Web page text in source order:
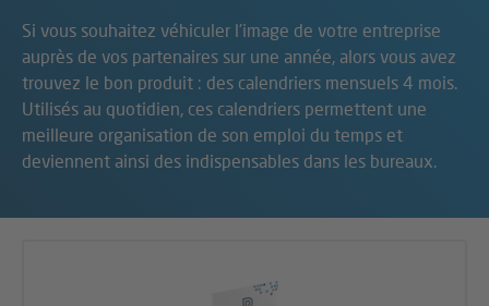
Si vous souhaitez véhiculer l'image de votre entreprise
auprès de vos partenaires sur une année, alors vous avez
trouvez le bon produit : des calendriers mensuels 4 mois.
Utilisés au quotidien, ces calendriers permettent une
meilleure organisation de son emploi du temps et
deviennent ainsi des indispensables dans les bureaux.